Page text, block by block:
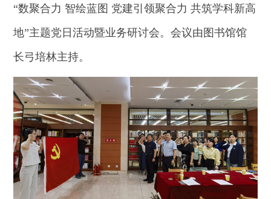
“数聚合力 智绘蓝图 党建引领聚合力 共筑学科新高
地”主题党日活动暨业务研讨会。会议由图书馆馆
长弓培林主持。